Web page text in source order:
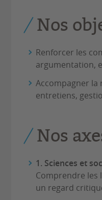
Nos
Renforcer les
argumentation,
Accompagner
entretiens,
Nos
1. Sciences et
Comprendre les
un regard